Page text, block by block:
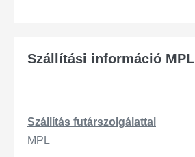
Szállítási információ MPL
Szállítás futárszo lgálattal
MPL